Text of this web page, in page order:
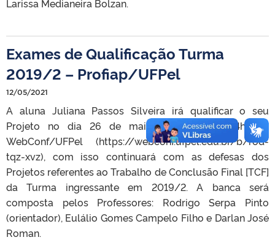
Larissa Medianeira Bolzan.
Exames de Qualificação Turma
2019/2 – Profiap/UFPel
12/05/2021
A aluna Juliana Passos Silveira irá qualificar o seu
Projeto no dia 26 de maio de 2021, às 14h, via
WebConf/UFPel (https://webconf.ufpel.edu.br/b/rod-
tqz-xvz), com isso continuará com as defesas dos
Projetos referentes ao Trabalho de Conclusão Final [TCF]
da Turma ingressante em 2019/2. A banca será
composta pelos Professores: Rodrigo Serpa Pinto
(orientador), Eulálio Gomes Campelo Filho e Darlan José
Roman.